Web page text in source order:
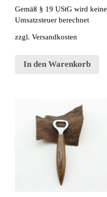
Gemäß § 19 UStG wird keine
Umsatzsteuer berechnet
zzgl. Versandkosten
In den Warenkorb